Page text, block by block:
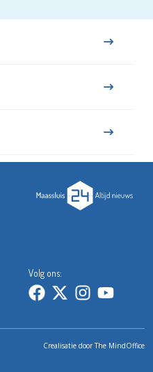
Volg ons:
Crealisatie doorThe MindOffice